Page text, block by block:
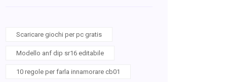
Scaricare giochi per pc gratis
Modello anf dip sr16 editabile
10 regole per farla innamorare cb01